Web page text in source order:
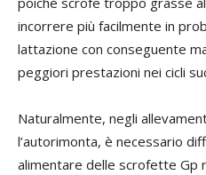
incorrere più facilmente in
lattazione con conseguente
peggiori prestazioni nei cicli
Naturalmente, negli
l’autorimonta, è necessario
alimentare delle scrofette Gp